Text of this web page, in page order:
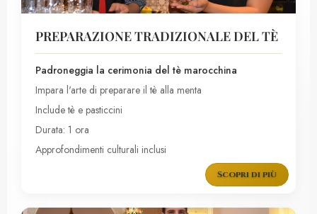
PREPARAZIONE TRADIZIONALE DEL TÈ
Padroneggia la cerimonia del tè marocchina
Impara l'arte di preparare il tè alla menta
Include tè e pasticcini
Durata: 1 ora
Approfondimenti culturali inclusi
Scopri di più